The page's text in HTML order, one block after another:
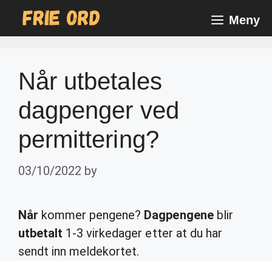
Meny
Når utbetales
dagpenger ved
permittering?
03/10/2022 by
Når kommer pengene? Dagpengeneblir
utbetalt 1-3 virkedager etter at du har
sendt inn meldekortet.